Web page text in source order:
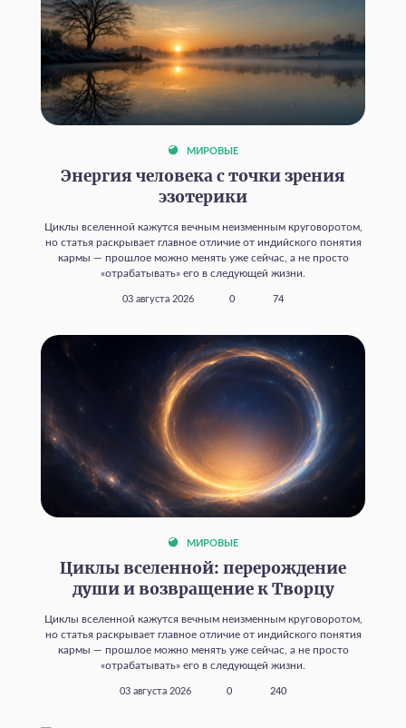
МИРОВЫЕ
Энергия человека с точки зрения
эзотерики
Циклы вселенной кажутся вечным неизменным круговоротом,
но статья раскрывает главное отличие от индийского понятия
кармы — прошлое можно менять уже сейчас, а не просто
«отрабатывать» его в следующей жизни.
03 августа 2026 0 74
МИРОВЫЕ
Циклы вселенной: перерождение
души и возвращение к Творцу
Циклы вселенной кажутся вечным неизменным круговоротом,
но статья раскрывает главное отличие от индийского понятия
кармы — прошлое можно менять уже сейчас, а не просто
«отрабатывать» его в следующей жизни.
03 августа 2026 0 240